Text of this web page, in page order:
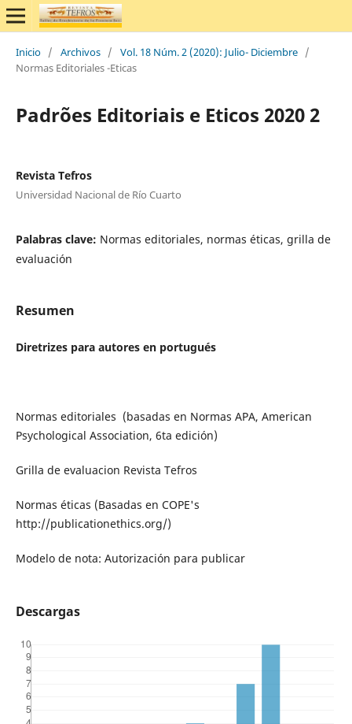
Inicio / Archivos / Vol. 18 Núm. 2 (2020): Julio- Diciembre /
Normas Editoriales -Eticas
Padrões Editoriais e Eticos 2020 2
Revista Tefros
Universidad Nacional de Río Cuarto
Palabras clave: Normas editoriales, normas éticas, grilla de
evaluación
Resumen
Diretrizes para autores en portugués
Normas editoriales (basadas en Normas APA, American
Psychological Association, 6ta edición)
Grilla de evaluacion Revista Tefros
Normas éticas (Basadas en COPE's
http://publicationethics.org/)
Modelo de nota: Autorización para publicar
Descargas